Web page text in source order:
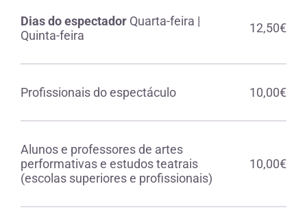
Dias do espectadorQuarta-feira |
Quinta-feira
12,50€
Profissionais do espectáculo 10,00€
Alunos e professores de artes
performativas e estudos teatrais
(escolas superiores e profissionais)
10,00€